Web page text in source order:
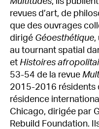
revues d’art, de
que des ouvrages
dirigé Géoesthétique,
au tournant spatial
et Histoires
53-54 de la revue
2015-2016 résidents
résidence
Chicago, dirigée par
Rebuild Foundation.